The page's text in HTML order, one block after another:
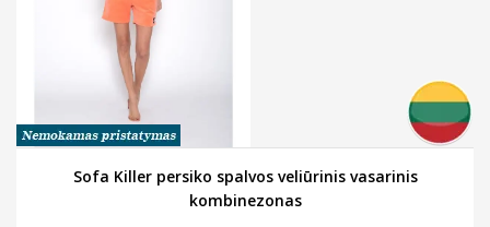
Sofa Killer persiko spalvos veliūrinis vasarinis
kombinezonas